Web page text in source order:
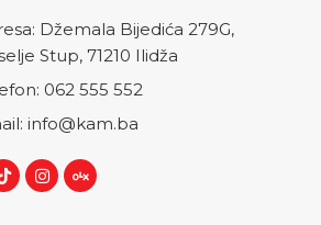
Džemala Bijedića 279G,
Stup, 71210 Ilidža
062 555 552
info@kam.ba